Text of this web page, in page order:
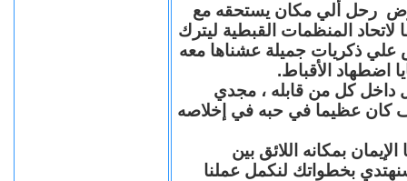
رحل ألي مكان يستحقه مع
المنظمات القبطية ليترك
علي ذكريات جميلة عشناها معه
اضطهاد الأقباط.
داخل كل من قابله ، مجدي
عظيما في حبه في إخلاصه
بمكانه اللائق بين
بخطواتك لنكمل عملنا